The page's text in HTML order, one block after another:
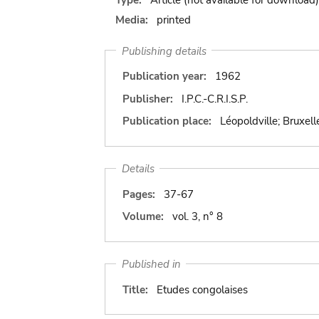
Media:
printed
Publishing details
Publication year:
1962
Publisher:
I.P.C.-C.R.I.S.P.
Publication place:
Léopoldville;
Details
Pages:
37-67
Volume:
vol. 3, n° 8
Published in
Title:
Etudes congolaises